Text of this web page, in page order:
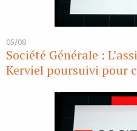
05/08
Société Générale :
Kerviel poursuivi pour